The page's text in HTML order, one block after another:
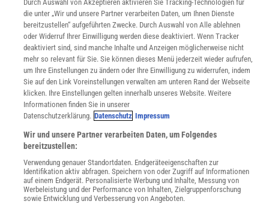
Uns finden Sie auch hier:
Durch Auswahl von Akzeptieren aktivieren Sie Tracking-Technologien für
die unter „Wir und unsere Partner verarbeiten Daten, um Ihnen Dienste
bereitzustellen“ aufgeführten Zwecke. Durch Auswahl von Alle ablehnen
oder Widerruf Ihrer Einwilligung werden diese deaktiviert. Wenn Tracker
deaktiviert sind, sind manche Inhalte und Anzeigen möglicherweise nicht
mehr so relevant für Sie. Sie können dieses Menü jederzeit wieder aufrufen,
um Ihre Einstellungen zu ändern oder Ihre Einwilligung zu widerrufen, indem
Sie auf den Link Voreinstellungen verwalten am unteren Rand der Webseite
klicken. Ihre Einstellungen gelten innerhalb unseres Website. Weitere
Informationen finden Sie in unserer
Datenschutzerklärung. Datenschutz Impressum
Wir und unsere Partner verarbeiten Daten, um Folgendes
bereitzustellen:
Verwendung genauer Standortdaten. Endgeräteeigenschaften zur
Identifikation aktiv abfragen. Speichern von oder Zugriff auf Informationen
auf einem Endgerät. Personalisierte Werbung und Inhalte, Messung von
Werbeleistung und der Performance von Inhalten, Zielgruppenforschung
sowie Entwicklung und Verbesserung von Angeboten.